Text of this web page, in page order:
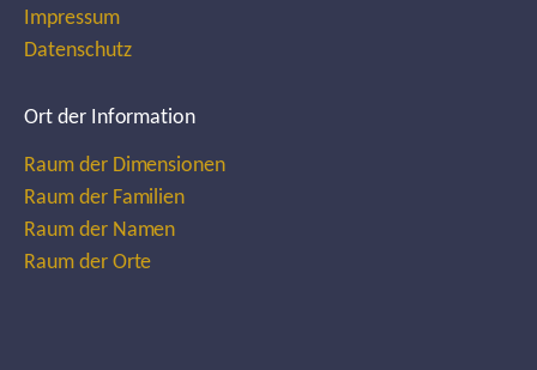
Impressum
Datenschutz
Ort der Information
Raum der Dimensionen
Raum der Familien
Raum der Namen
Raum der Orte